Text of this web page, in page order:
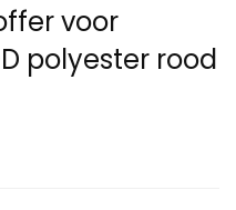
voor
polyester rood